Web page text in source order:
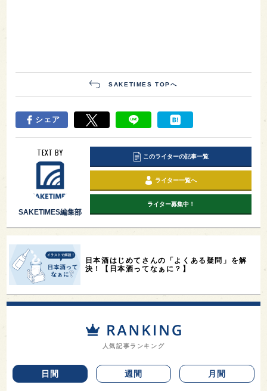
SAKETIMES TOPへ
シェア
TEXT BY
SAKETIMES編集部
このライターの記事一覧
ライター一覧へ
ライター募集中！
日本酒はじめてさんの「よくある疑問」を解
決！【日本酒ってなぁに？】
人気記事ランキング
日間 週間 月間